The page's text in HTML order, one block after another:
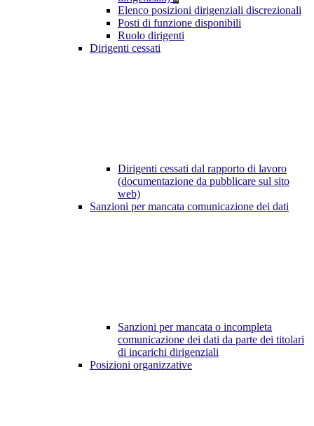
Elenco posizioni dirigenziali discrezionali
Posti di funzione disponibili
Ruolo dirigenti
Dirigenti cessati
Dirigenti cessati dal rapporto di lavoro
(documentazione da pubblicare sul sito
web)
Sanzioni per mancata comunicazione dei dati
Sanzioni per mancata o incompleta
comunicazione dei dati da parte dei titolari
di incarichi dirigenziali
Posizioni organizzative